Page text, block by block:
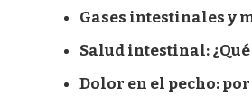
Gases intestinales y
Salud intestinal:
Dolor en el pecho: